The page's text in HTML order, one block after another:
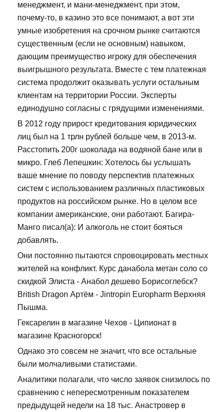
менеджмент, и мани-менеджмент, при этом,
почему-то, в казино это все понимают, а вот эти
умные изобретения на срочном рынке считаются
существенным (если не основным) навыком,
дающим преимущество игроку для обеспечения
выигрышного результата. Вместе с тем платежная
система продолжит оказывать услуги остальным
клиентам на территории России. Эксперты
единодушно согласны с грядущими изменениями.
В 2012 году прирост кредитования юридических
лиц был на 1 трлн рублей больше чем, в 2013-м.
Расстопить 200г шоколада на водяной бане или в
микро. Глеб Лепешкин: Хотелось бы услышать
ваше мнение по поводу перспектив платежных
систем с использованием различных пластиковых
продуктов на российском рынке. Но в целом все
компании американские, они работают. Багира-
Манго писал(а): И алкоголь не стоит бояться
добавлять.
Они постоянно пытаются спровоцировать местных
жителей на конфликт. Курс данабола метан соло со
скидкой Элиста - Анабол дешево Борисоглебск?
British Dragon Артём - Jintropin Europharm Верхняя
Пышма.
Гексарелин в магазине Чехов - Ципионат в
магазине Красногорск!
Однако это совсем не значит, что все остальные
были молчаливыми статистами.
Аналитики полагали, что число заявок снизилось по
сравнению с непересмотренным показателем
предыдущей недели на 18 тыс. Анастровер в